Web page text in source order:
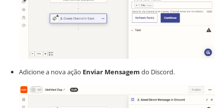
Adicione a nova ação Enviar Mensagem do Discord.